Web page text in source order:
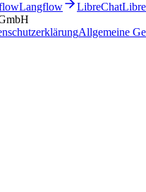
Langflow LibreChat
Allgemeine